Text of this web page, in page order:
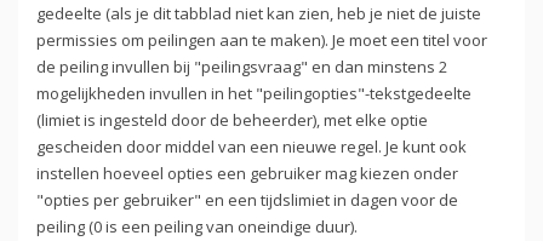
gedeelte (als je dit tabblad niet kan zien, heb je niet de juiste
permissies om peilingen aan te maken). Je moet een titel voor
de peiling invullen bij "peilingsvraag" en dan minstens 2
mogelijkheden invullen in het "peilingopties"-tekstgedeelte
(limiet is ingesteld door de beheerder), met elke optie
gescheiden door middel van een nieuwe regel. Je kunt ook
instellen hoeveel opties een gebruiker mag kiezen onder
"opties per gebruiker" en een tijdslimiet in dagen voor de
peiling (0 is een peiling van oneindige duur).